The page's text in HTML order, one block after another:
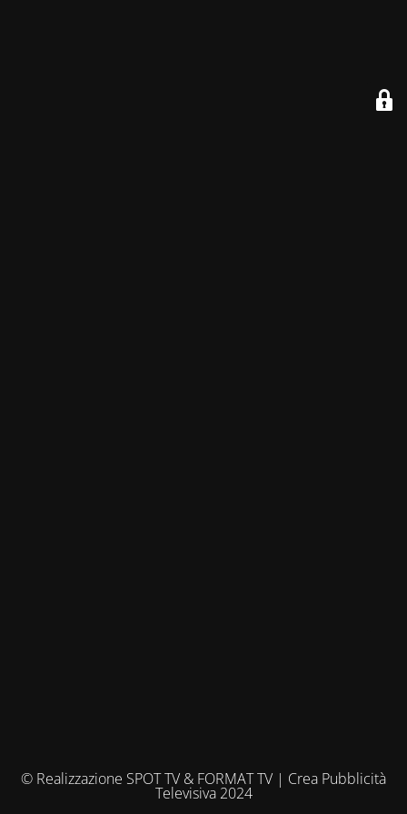
© Realizzazione SPOT TV & FORMAT TV | Crea Pubblicità
Televisiva 2024